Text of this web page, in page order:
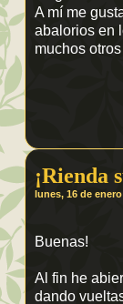
A mí me
abalorios en
muchos
¡Rienda
lunes, 16 de
Buenas!
Al fin he
dando